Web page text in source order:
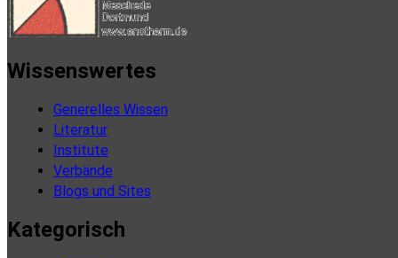
Wissenswertes
Generelles Wissen
Literatur
Institute
Verbände
Blogs und Sites
Kategorisch